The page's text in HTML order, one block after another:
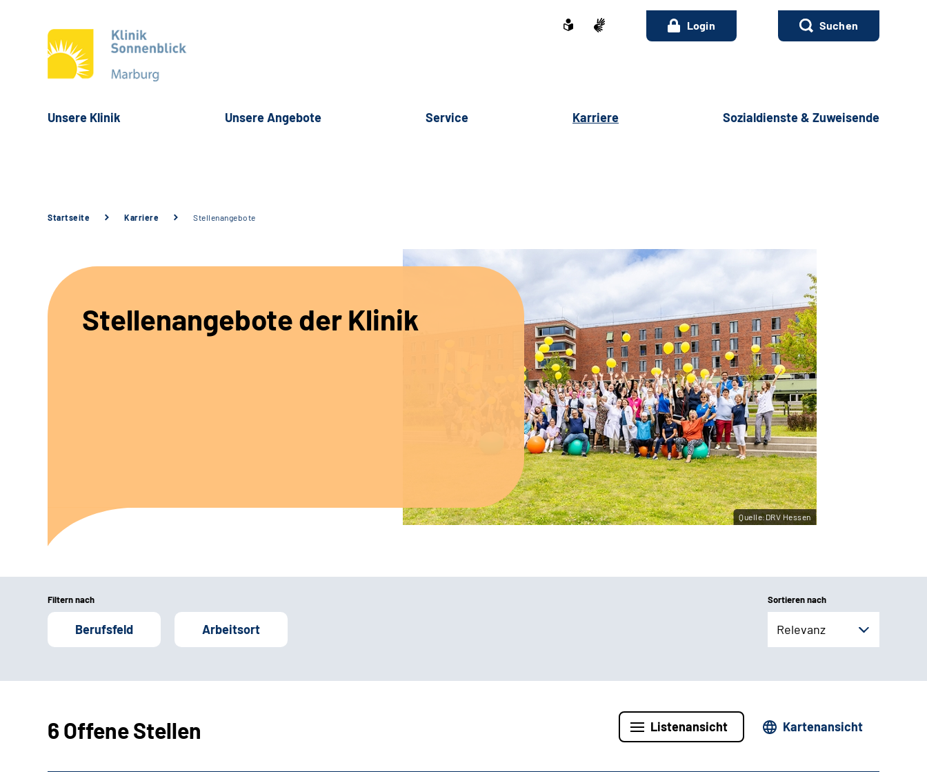
Login Suchen
Unsere Klinik Unsere Angebote Service Karriere Sozialdienste & Zuweisende
Startseite Karriere Stellenangebote
Stellenangebote der Klinik
Quelle:DRV Hessen
Filtern nach
Berufsfeld Arbeitsort
Sortieren nach
Relevanz
6 Offene Stellen Listenansicht Kartenansicht